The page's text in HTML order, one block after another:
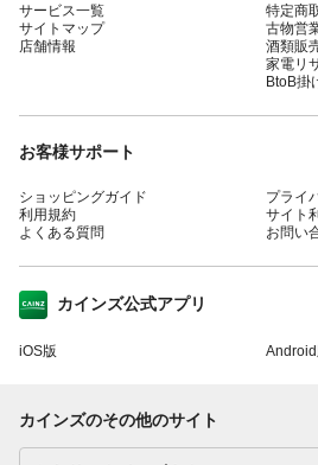
サービス一覧
サイトマップ
店舗情報
特定商
古物営
酒類販
家電リ
BtoB掛
お客様サポート
ショッピングガイド
利用規約
よくある質問
プライ
サイト
お問い
カインズ公式アプリ
iOS版 Android
カインズのその他のサイト